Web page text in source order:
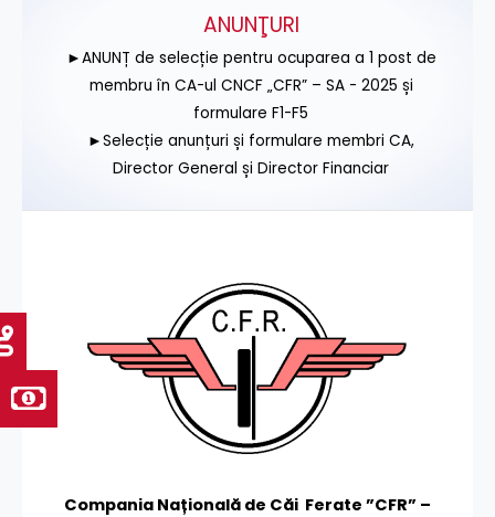
ANUNŢURI
►ANUNȚ de selecție pentru ocuparea a 1 post de
membru în CA-ul CNCF „CFR” – SA - 2025 și
formulare F1-F5
►Selecție anunțuri și formulare membri CA,
Director General și Director Financiar
Compania Națională de Căi Ferate ”CFR” –